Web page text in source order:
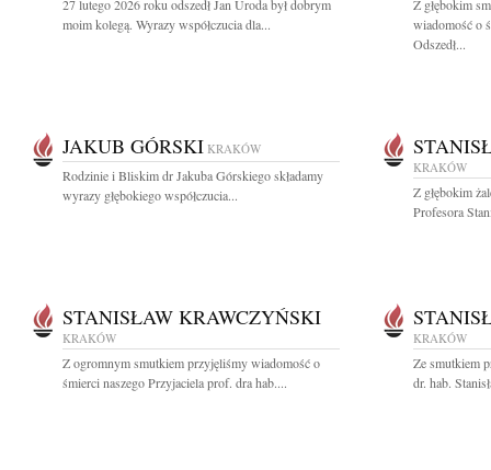
27 lutego 2026 roku odszedł Jan Uroda był dobrym
moim kolegą. Wyrazy współczucia dla...
Z głębokim
wiadomość o
Odszedł...
JAKUB GÓRSKI KRAKÓW
Rodzinie i Bliskim dr Jakuba Górskiego składamy
wyrazy głębokiego współczucia...
KRAKÓW
Z głębokim
Profesora
STANISŁAW KRAWCZYŃSKI
KRAKÓW
Z ogromnym smutkiem przyjęliśmy wiadomość o
śmierci naszego Przyjaciela prof. dra hab....
KRAKÓW
Ze smutkiem
dr. hab.